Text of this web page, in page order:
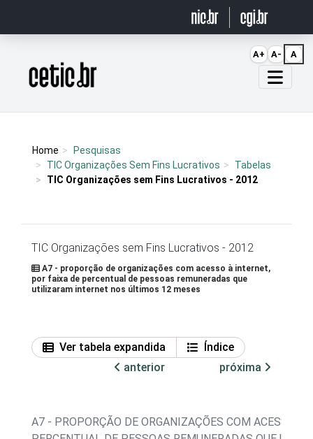
Página inicial
Home
Pesquisas
TIC Organizações Sem Fins Lucrativos
Tabelas
TIC Organizações sem Fins Lucrativos - 2012
TIC Organizações sem Fins Lucrativos - 2012
A7 - proporção de organizações com acesso à internet,
por faixa de percentual de pessoas remuneradas que
utilizaram internet nos últimos 12 meses
Ver tabela expandida
Índice
anterior
próxima
A7 - PROPORÇÃO DE ORGANIZAÇÕES COM ACESSO À
A+ A- A